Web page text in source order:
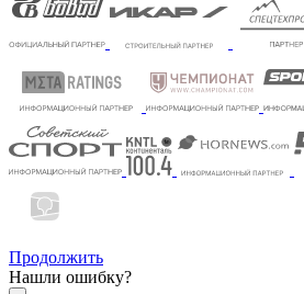
Продолжить
Нашли ошибку?